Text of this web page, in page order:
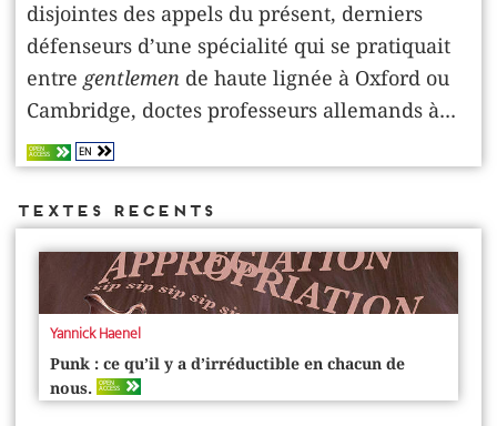
disjointes des appels du présent, derniers
défenseurs d’une spécialité qui se pratiquait
entre gentlemen de haute lignée à Oxford ou
Cambridge, doctes professeurs allemands à...
OPEN
ACCESS EN
Textes recents
Yannick Haenel
Punk : ce qu’il y a d’irréductible en chacun de
nous. OPEN
ACCESS